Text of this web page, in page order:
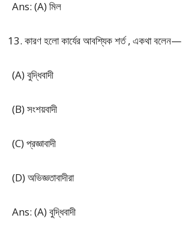
Ans: (A) মিল
কারণ হলো কার্যের আবশ্যিক শর্ত , একথা বলেন—
(A) বুদ্ধিবাদী
(B) সংশয়বাদী
(C) প্রজ্ঞাবাদী
(D) অভিজ্ঞতাবাদীরা
Ans: (A) বুদ্ধিবাদী